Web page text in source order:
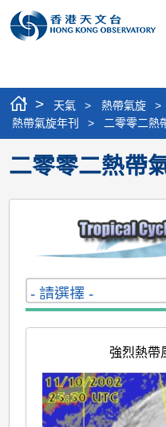
> 天氣 > 熱帶氣旋 >
熱帶氣旋年刊
> 二零零二熱
二零零二熱帶
強烈熱帶